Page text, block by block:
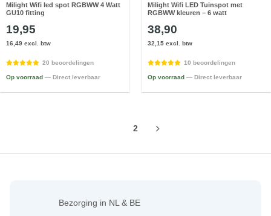
Milight Wifi led spot RGBWW 4 Watt
GU10 fitting
19,95
16,49 excl. btw
20 beoordelingen
Op voorraad — Direct leverbaar
Milight Wifi LED Tuinspot met
RGBWW kleuren – 6 watt
38,90
32,15 excl. btw
10 beoordelingen
Op voorraad — Direct leverbaar
2
Bezorging in NL & BE